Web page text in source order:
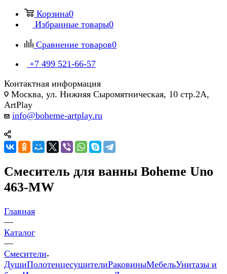
Корзина0
Избранные товары0
Сравнение товаров0
+7 499 521-66-57
Контактная информация
Москва, ул. Нижняя Сыромятническая, 10 стр.2А,
ArtPlay
info@boheme-artplay.ru
Смеситель для ванны Boheme Uno
463-MW
Главная
—
Каталог
—
Смесители
ДушиПолотенцесушителиРаковиныМебельУнитазы и